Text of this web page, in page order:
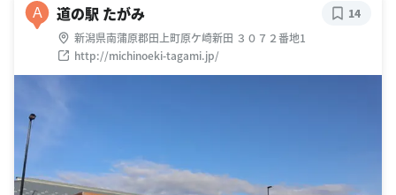
A 道の駅 たがみ
新潟県南蒲原郡田上町原ケ崎新田 ３０７２番地1
http://michinoeki-tagami.jp/
14